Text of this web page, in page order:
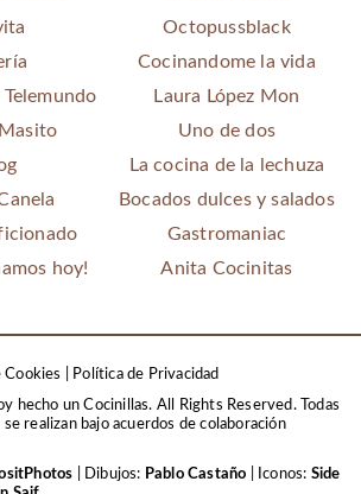
Octopussblack
Cocinandome la vida
Telemundo
Laura López Mon
Uno de dos
La cocina de la lechuza
Bocados dulces y salados
Gastromaniac
hoy!
Anita Cocinitas
Cookies
Política de Privacidad
hecho un Cocinillas. All Rights Reserved.Todas
se realizan bajo acuerdos de colaboración
| Dibujos: Pablo Castaño | Iconos: Side